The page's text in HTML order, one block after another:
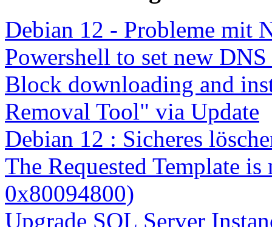
Debian 12 - Probleme mit
Powershell to set new
Block downloading and
Removal Tool" via Update
Debian 12 : Sicheres
The Requested Template
0x80094800)
Upgrade SQL Server